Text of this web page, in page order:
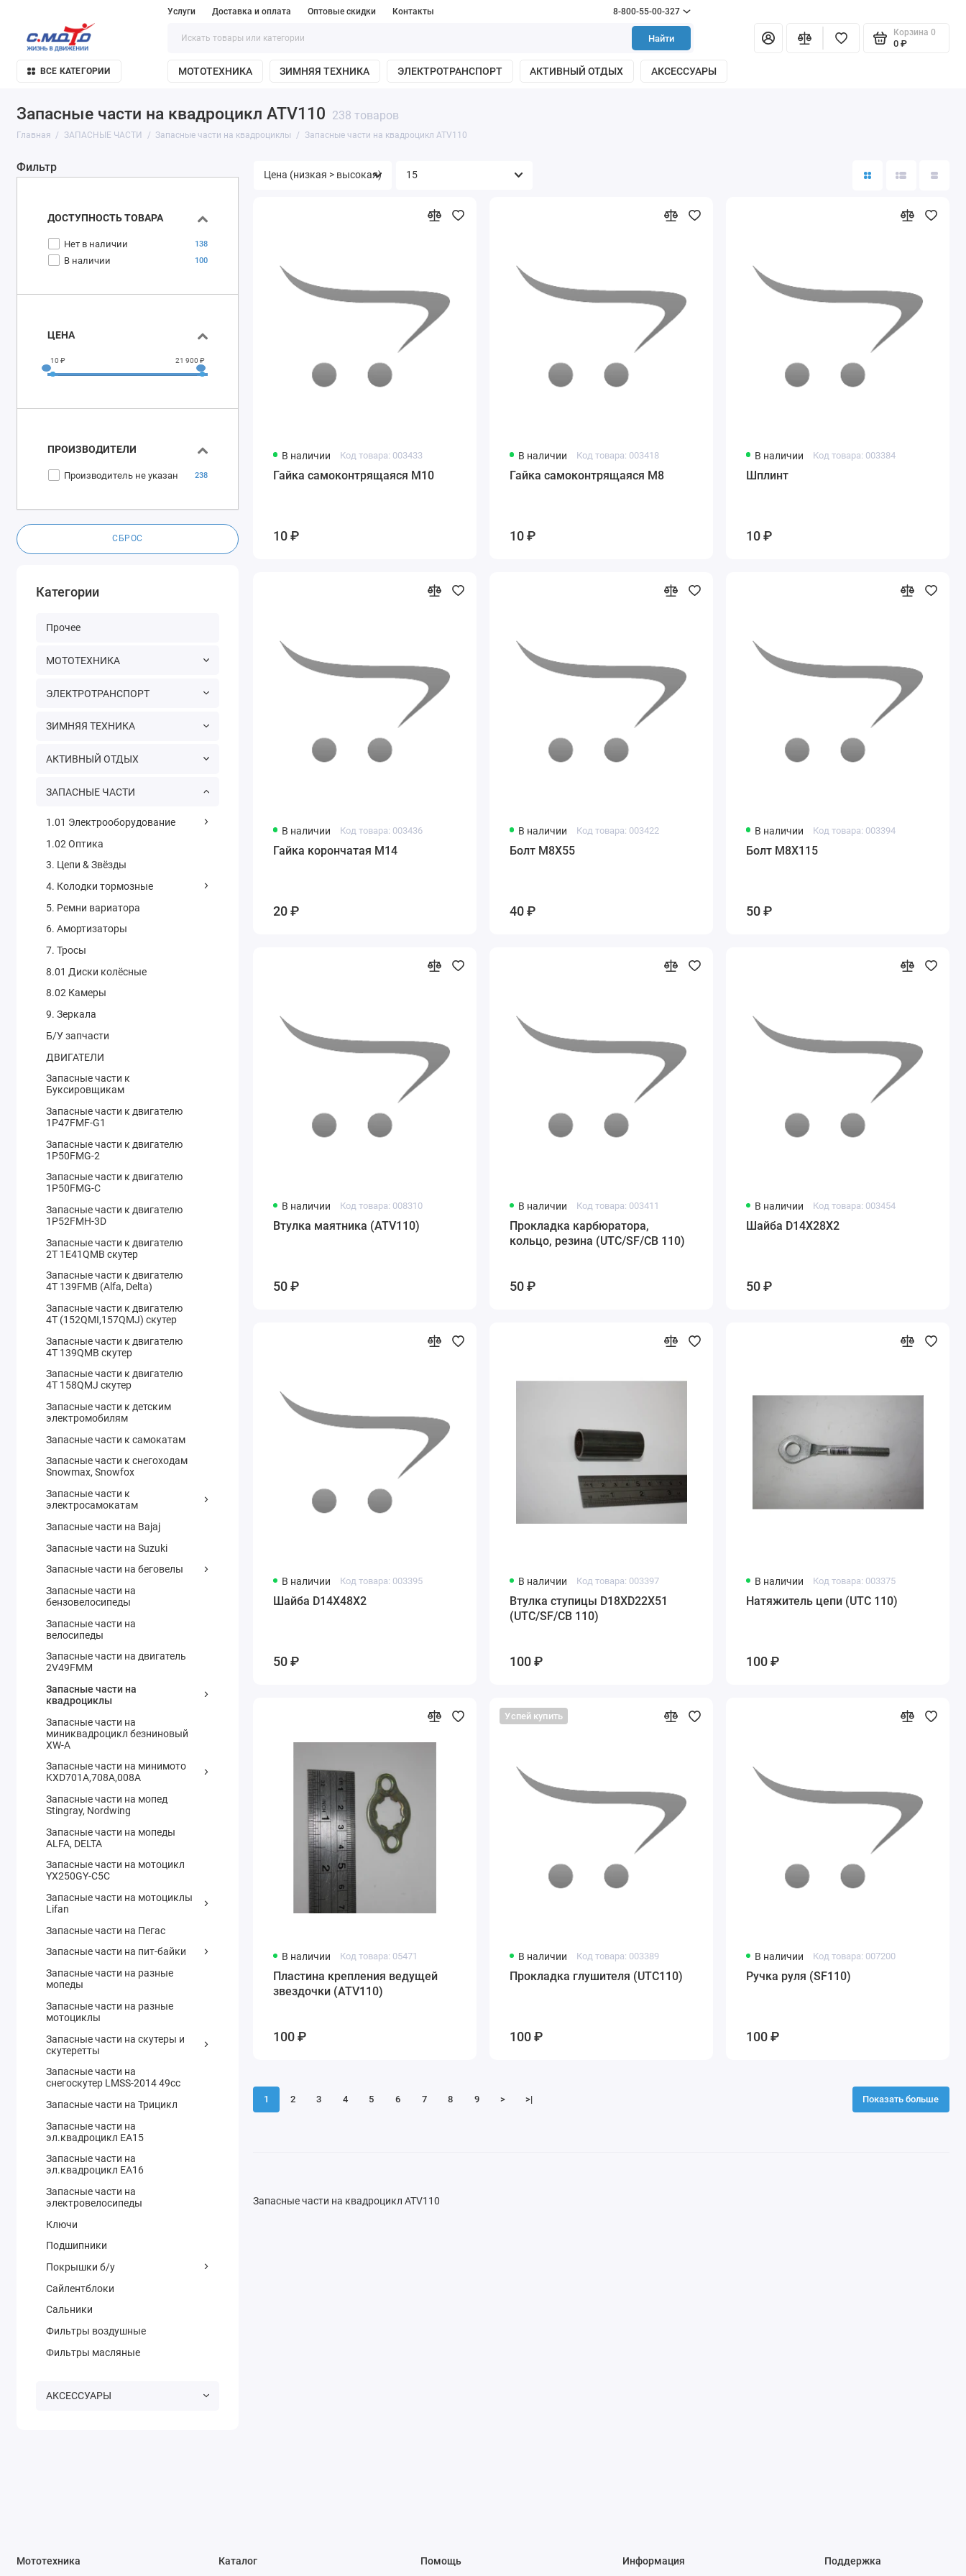
Услуги Доставка и оплата Оптовые скидки Контакты 8-800-55-00-327
Найти
Корзина 0
0 ₽
ВСЕ КАТЕГОРИИ МОТОТЕХНИКА ЗИМНЯЯ ТЕХНИКА ЭЛЕКТРОТРАНСПОРТ АКТИВНЫЙ ОТДЫХ АКСЕССУАРЫ
Запасные части на квадроцикл ATV110 238 товаров
Главная ЗАПАСНЫЕ ЧАСТИ Запасные части на квадроциклы Запасные части на квадроцикл ATV110
Фильтр
ДОСТУПНОСТЬ ТОВАРА
Нет в наличии 138
В наличии 100
ЦЕНА
10 ₽ 21 900 ₽
ПРОИЗВОДИТЕЛИ
Производитель не указан 238
СБРОС
Категории
Прочее
МОТОТЕХНИКА
ЭЛЕКТРОТРАНСПОРТ
ЗИМНЯЯ ТЕХНИКА
АКТИВНЫЙ ОТДЫХ
ЗАПАСНЫЕ ЧАСТИ
1.01 Электрооборудование
1.02 Оптика
3. Цепи & Звёзды
4. Колодки тормозные
5. Ремни вариатора
6. Амортизаторы
7. Тросы
8.01 Диски колёсные
8.02 Камеры
9. Зеркала
Б/У запчасти
ДВИГАТЕЛИ
Запасные части к
Буксировщикам
Запасные части к двигателю
1P47FMF-G1
Запасные части к двигателю
1P50FMG-2
Запасные части к двигателю
1P50FMG-C
Запасные части к двигателю
1P52FMH-3D
Запасные части к двигателю
2T 1E41QMB скутер
Запасные части к двигателю
4T 139FMB (Alfa, Delta)
Запасные части к двигателю
4Т (152QMI,157QMJ) скутер
Запасные части к двигателю
4Т 139QMB скутер
Запасные части к двигателю
4Т 158QMJ скутер
Запасные части к детским
электромобилям
Запасные части к самокатам
Запасные части к снегоходам
Snowmax, Snowfox
Запасные части к
электросамокатам
Запасные части на Bajaj
Запасные части на Suzuki
Запасные части на беговелы
Запасные части на
бензовелосипеды
Запасные части на
велосипеды
Запасные части на двигатель
2V49FMM
Запасные части на
квадроциклы
Запасные части на
миниквадроцикл безниновый
XW-A
Запасные части на минимото
KXD701A,708А,008А
Запасные части на мопед
Stingray, Nordwing
Запасные части на мопеды
ALFA, DELTA
Запасные части на мотоцикл
YX250GY-C5C
Запасные части на мотоциклы
Lifan
Запасные части на Пегас
Запасные части на пит-байки
Запасные части на разные
мопеды
Запасные части на разные
мотоциклы
Запасные части на скутеры и
скутеретты
Запасные части на
снегоскутер LMSS-2014 49cc
Запасные части на Трицикл
Запасные части на
эл.квадроцикл ЕА15
Запасные части на
эл.квадроцикл ЕА16
Запасные части на
электровелосипеды
Ключи
Подшипники
Покрышки б/у
Сайлентблоки
Сальники
Фильтры воздушные
Фильтры масляные
АКСЕССУАРЫ
В наличии Код товара: 003433
Гайка самоконтрящаяся М10
10 ₽
В наличии Код товара: 003418
Гайка самоконтрящаяся М8
10 ₽
В наличии Код товара: 003384
Шплинт
10 ₽
В наличии Код товара: 003436
Гайка корончатая М14
20 ₽
В наличии Код товара: 003422
Болт М8Х55
40 ₽
В наличии Код товара: 003394
Болт М8Х115
50 ₽
В наличии Код товара: 008310
Втулка маятника (ATV110)
50 ₽
В наличии Код товара: 003411
Прокладка карбюратора,
кольцо, резина (UTC/SF/CB 110)
50 ₽
В наличии Код товара: 003454
Шайба D14X28X2
50 ₽
В наличии Код товара: 003395
Шайба D14X48X2
50 ₽
В наличии Код товара: 003397
Втулка ступицы D18XD22X51
(UTC/SF/CB 110)
100 ₽
В наличии Код товара: 003375
Натяжитель цепи (UTC 110)
100 ₽
В наличии Код товара: 05471
Пластина крепления ведущей
звездочки (ATV110)
100 ₽
Успей купить
В наличии Код товара: 003389
Прокладка глушителя (UTC110)
100 ₽
В наличии Код товара: 007200
Ручка руля (SF110)
100 ₽
1 2 3 4 5 6 7 8 9 > >| Показать больше
Запасные части на квадроцикл ATV110
Мототехника Каталог Помощь Информация Поддержка